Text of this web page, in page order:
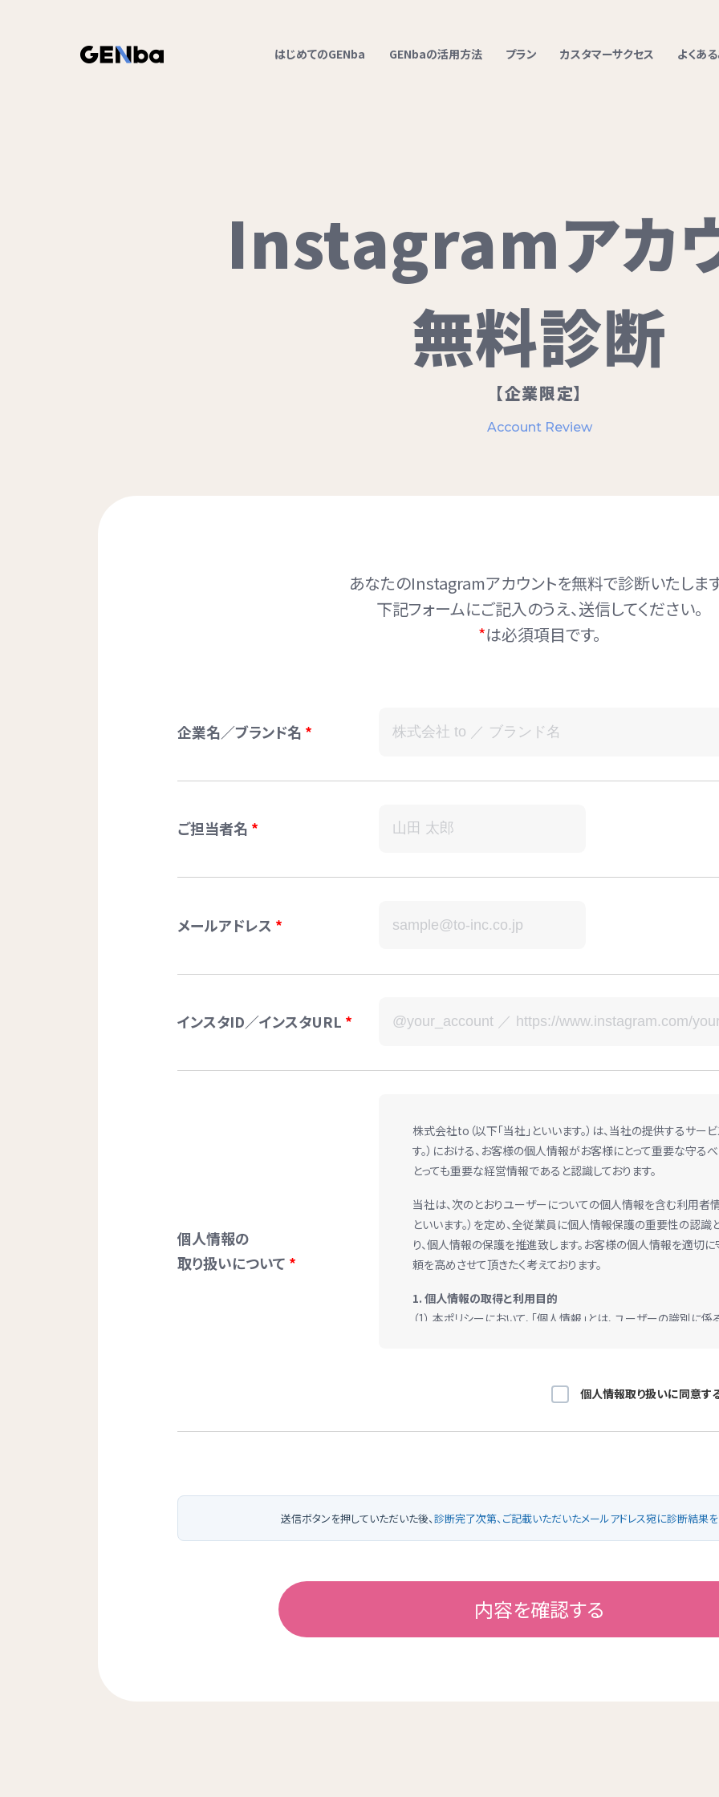
はじめてのGENba GENbaの活用方法 プラン カスタマーサクセス よくあ
Instagramアカ
無料診断
【企業限定】
Account Review
あなたのInstagramアカウントを無料で診断いたします
下記フォームにご記入のうえ、送信してください。
*は必須項目です。
企業名／ブランド名 *
ご担当者名 *
メールアドレス *
インスタID／インスタURL *
個人情報の
取り扱いについて *
株式会社to（以下「当社」といいます。）は、当社の提供するサー
す。）における、お客様の個人情報がお客様にとって重要な守る
とっても重要な経営情報であると認識しております。
当社は、次のとおりユーザーについての個人情報を含む利用者
といいます。）を定め、全従業員に個人情報保護の重要性の認
り、個人情報の保護を推進致します。お客様の個人情報を適切
頼を高めさせて頂きたく考えております。
1. 個人情報の取得と利用目的
（1） 本ポリシーにおいて、「個人情報」とは、ユーザーの識別に
得た利用目的にしたがって個人情報を取り扱います。
・ ユーザーのトラフィック測定及び行動測定のため
・ 広告の配信、表示及び効果測定のため
・ 本サービスに関するご案内、お問い合わせ等への対応のため
対する対応のため
・ 本サービスに関する規約等の変更などを通知するため
個人情報取り扱いに同意す
送信ボタンを押していただいた後、診断完了次第、ご記載いただいたメールアドレス宛に診断結果を
内容を確認する